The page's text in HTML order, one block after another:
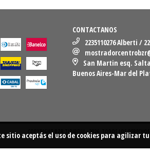
sitio aceptás el uso de cookies para agilizar tu
CONTACTANOS
2235110276 Alberti /
San Martin esq.
Buenos Aires-Mar del
COPYRIGHT BZR TIRIBELLI - 2026. TODOS LOS DERECHOS